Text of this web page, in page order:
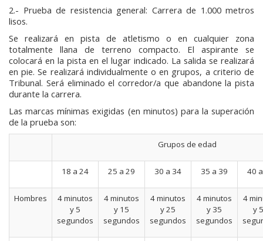
2.- Prueba de resistencia general: Carrera de 1.000 metros
lisos.
Se realizará en pista de atletismo o en cualquier zona
totalmente llana de terreno compacto. El aspirante se
colocará en la pista en el lugar indicado. La salida se realizará
en pie. Se realizará individualmente o en grupos, a criterio de
Tribunal. Será eliminado el corredor/a que abandone la pista
durante la carrera.
Las marcas mínimas exigidas (en minutos) para la superación
de la prueba son:
Grupos de edad
18 a 24 25 a 29 30 a 34 35 a 39 40
Hombres
4 minutos
y 5
segundos
4 minutos
y 15
segundos
4 minutos
y 25
segundos
4 minutos
y 35
segundos
4
y